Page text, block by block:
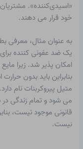
«اسیدی‌کننده».
خود قرار می دهند.
یک ضد عفونی کننده
امکان پذیر شد. زیرا
بنابراین باید بدون
متیل پیروکربنات نام
می شود و تمام زندگی در
قانونی موجود نیست،
نیست.